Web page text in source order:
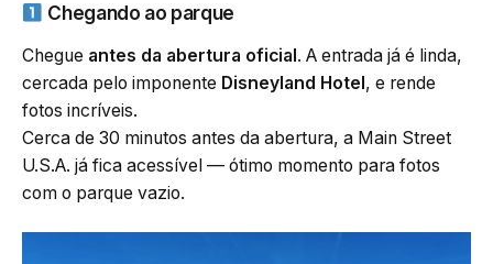
Chegando ao parque
Chegue antes da abertura oficial . A entrada já é linda,
cercada pelo imponente Disneyland Hotel , e rende
fotos incríveis.
Cerca de 30 minutos antes da abertura, a Main Street
U.S.A. já fica acessível — ótimo momento para fotos
com o parque vazio.